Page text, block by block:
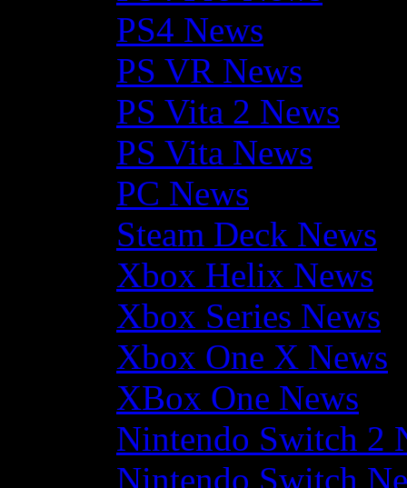
PS4 News
PS VR News
PS Vita 2 News
PS Vita News
PC News
Steam Deck News
Xbox Helix News
Xbox Series News
Xbox One X News
XBox One News
Nintendo Switch 2
Nintendo Switch